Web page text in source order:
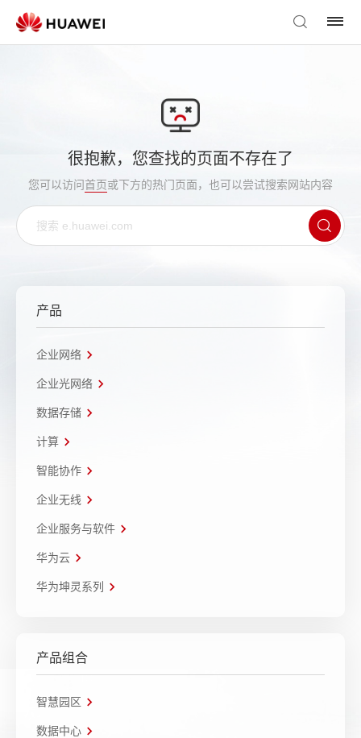
很抱歉，您查找的页面不存在了
您可以访问首页或下方的热门页面，也可以尝试搜索网站内容
产品
企业网络
企业光网络
数据存储
计算
智能协作
企业无线
企业服务与软件
华为云
华为坤灵系列
产品组合
智慧园区
数据中心